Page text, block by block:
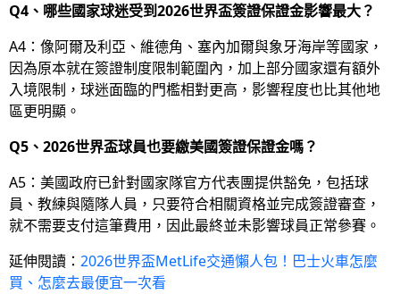
Q4、哪些國家球迷受到2026世界盃簽證保證金影響最大？
A4：像阿爾及利亞、維德角、塞內加爾與象牙海岸等國家，
因為原本就在簽證制度限制範圍內，加上部分國家還有額外
入境限制，球迷面臨的門檻相對更高，影響程度也比其他地
區更明顯。
Q5、2026世界盃球員也要繳美國簽證保證金嗎？
A5：美國政府已針對國家隊官方代表團提供豁免，包括球
員、教練與隨隊人員，只要符合相關資格並完成簽證審查，
就不需要支付這筆費用，因此最終並未影響球員正常參賽。
延伸閱讀： 2026世界盃MetLife交通懶人包！巴士火車怎麼
買、怎麼去最便宜一次看